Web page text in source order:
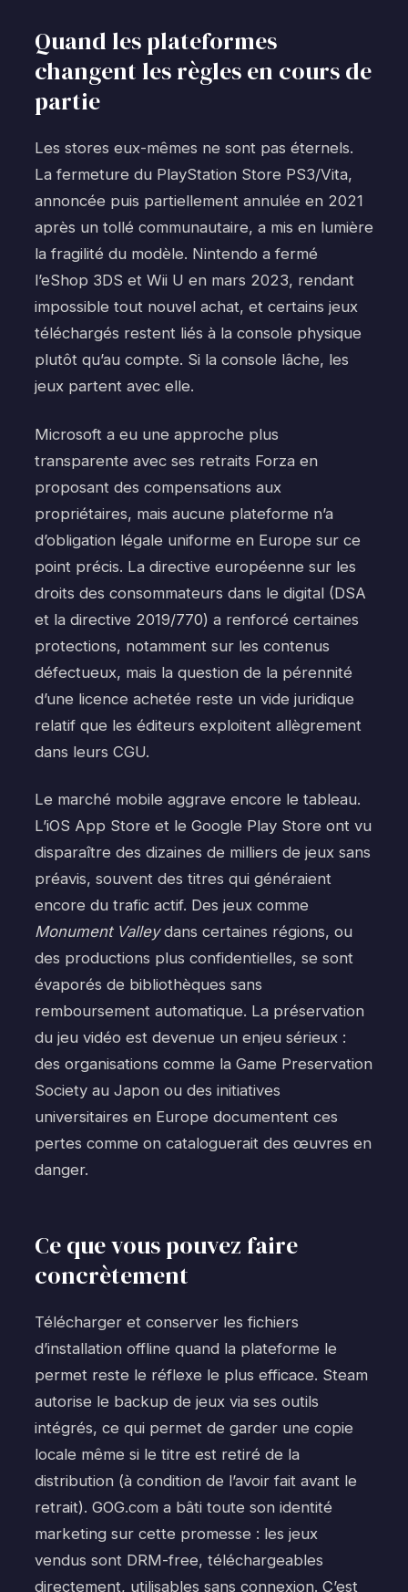
Quand les plateformes
changent les règles en cours de
partie
Les stores eux-mêmes ne sont pas éternels.
La fermeture du PlayStation Store PS3/Vita,
annoncée puis partiellement annulée en 2021
après un tollé communautaire, a mis en lumière
la fragilité du modèle. Nintendo a fermé
l’eShop 3DS et Wii U en mars 2023, rendant
impossible tout nouvel achat, et certains jeux
téléchargés restent liés à la console physique
plutôt qu’au compte. Si la console lâche, les
jeux partent avec elle.
Microsoft a eu une approche plus
transparente avec ses retraits Forza en
proposant des compensations aux
propriétaires, mais aucune plateforme n’a
d’obligation légale uniforme en Europe sur ce
point précis. La directive européenne sur les
droits des consommateurs dans le digital (DSA
et la directive 2019/770) a renforcé certaines
protections, notamment sur les contenus
défectueux, mais la question de la pérennité
d’une licence achetée reste un vide juridique
relatif que les éditeurs exploitent allègrement
dans leurs CGU.
Le marché mobile aggrave encore le tableau.
L’iOS App Store et le Google Play Store ont vu
disparaître des dizaines de milliers de jeux sans
préavis, souvent des titres qui généraient
encore du trafic actif. Des jeux comme
Monument Valleydans certaines régions, ou
des productions plus confidentielles, se sont
évaporés de bibliothèques sans
remboursement automatique. La préservation
du jeu vidéo est devenue un enjeu sérieux :
des organisations comme la Game Preservation
Society au Japon ou des initiatives
universitaires en Europe documentent ces
pertes comme on cataloguerait des œuvres en
danger.
Ce que vous pouvez faire
concrètement
Télécharger et conserver les fichiers
d’installation offline quand la plateforme le
permet reste le réflexe le plus efficace. Steam
autorise le backup de jeux via ses outils
intégrés, ce qui permet de garder une copie
locale même si le titre est retiré de la
distribution (à condition de l’avoir fait avant le
retrait). GOG.com a bâti toute son identité
marketing sur cette promesse : les jeux
vendus sont DRM-free, téléchargeables
directement, utilisables sans connexion. C’est